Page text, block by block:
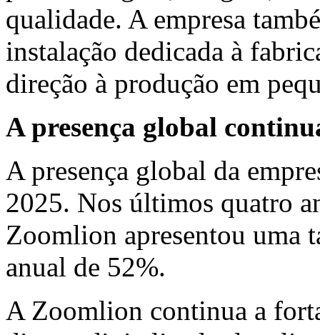
qualidade. A empresa
instalação dedicada à
direção à produção em
A presença global
A presença global da
2025. Nos últimos quatro
Zoomlion apresentou uma
anual de 52%.
A Zoomlion continua a